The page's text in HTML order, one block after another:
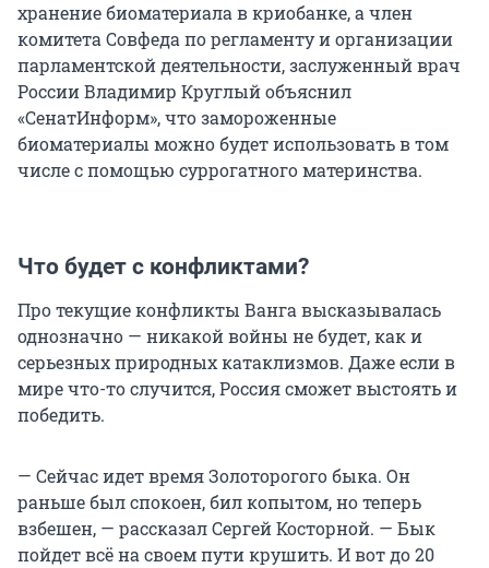
хранение биоматериала в криобанке, а член
комитета Совфеда по регламенту и организации
парламентской деятельности, заслуженный врач
России Владимир Круглый объяснил
«СенатИнформ», что замороженные
биоматериалы можно будет использовать в том
числе с помощью суррогатного материнства.
Что будет с конфликтами?
Про текущие конфликты Ванга высказывалась
однозначно — никакой войны не будет, как и
серьезных природных катаклизмов. Даже если в
мире что-то случится, Россия сможет выстоять и
победить.
— Сейчас идет время Золоторогого быка. Он
раньше был спокоен, бил копытом, но теперь
взбешен, — рассказал Сергей Косторной. — Бык
пойдет всё на своем пути крушить. И вот до 20